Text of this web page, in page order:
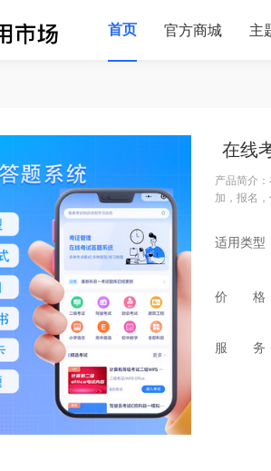
首页 官方商城 主
在线
产品简介
加，报名
适用类型
价 格
服 务